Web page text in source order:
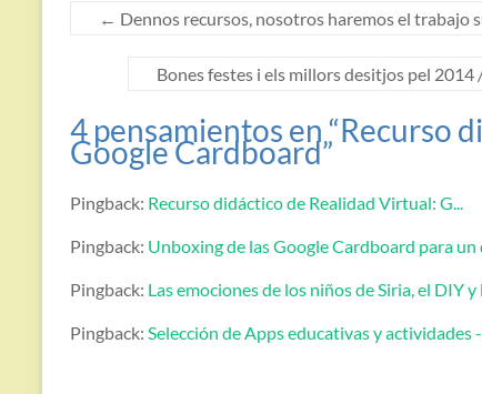
← Dennos recursos, nosotros haremos el trabajo
Bones festes i els millors desitjos pel 2014
4 pensamientos en “Recurso
Google Cardboard”
Pingback: Recurso didáctico de Realidad Virtual: G...
Pingback: Unboxing de las Google Cardboard para
Pingback: Las emociones de los niños de Siria, el DIY
Pingback: Selección de Apps educativas y actividades